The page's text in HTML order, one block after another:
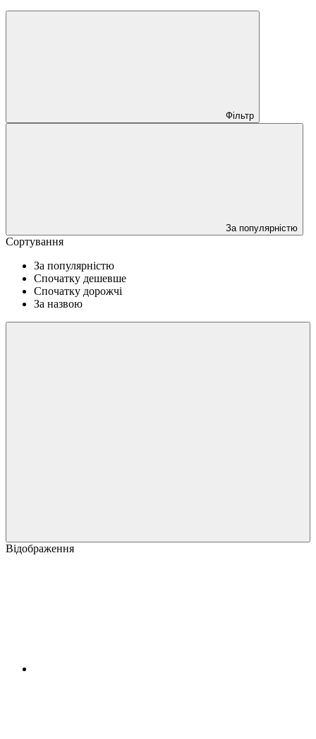
Фільтр
За популярністю
Сортування
За популярністю
Спочатку дешевше
Спочатку дорожчі
За назвою
Відображення